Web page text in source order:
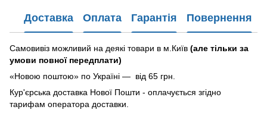
Доставка Оплата Гарантія Повернення
Самовивіз можливий на деякі товари в м.Київ (але тільки за
умови повної передплати)
«Новою поштою» по Україні — від 65 грн.
Кур'єрська доставка Нової Пошти - оплачується згідно
тарифам оператора доставки.